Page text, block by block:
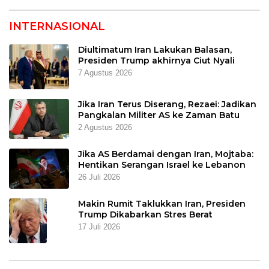
INTERNASIONAL
Diultimatum Iran Lakukan Balasan,
Presiden Trump akhirnya Ciut Nyali
7 Agustus 2026
Jika Iran Terus Diserang, Rezaei: Jadikan
Pangkalan Militer AS ke Zaman Batu
2 Agustus 2026
Jika AS Berdamai dengan Iran, Mojtaba:
Hentikan Serangan Israel ke Lebanon
26 Juli 2026
Makin Rumit Taklukkan Iran, Presiden
Trump Dikabarkan Stres Berat
17 Juli 2026